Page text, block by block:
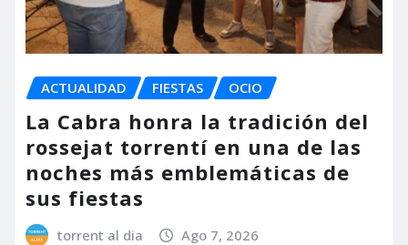
ACTUALIDAD FIESTAS OCIO
La Cabra honra la tradición del
rossejat torrentí en una de las
noches más emblemáticas de
sus fiestas
torrent al dia Ago 7, 2026